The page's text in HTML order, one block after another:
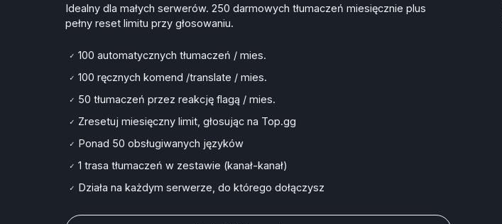
Idealny dla małych serwerów. 250 darmowych tłumaczeń miesięcznie plus
pełny reset limitu przy głosowaniu.
✓ 100 automatycznych tłumaczeń / mies.
✓ 100 ręcznych komend /translate / mies.
✓ 50 tłumaczeń przez reakcję flagą / mies.
✓ Zresetuj miesięczny limit, głosując na Top.gg
✓ Ponad 50 obsługiwanych języków
✓ 1 trasa tłumaczeń w zestawie (kanał-kanał)
✓ Działa na każdym serwerze, do którego dołączysz